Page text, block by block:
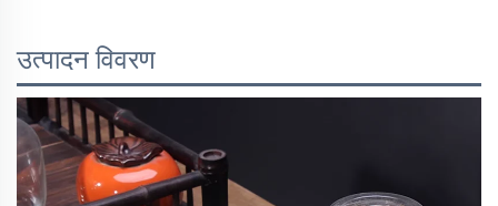
उत्पादन विवरण